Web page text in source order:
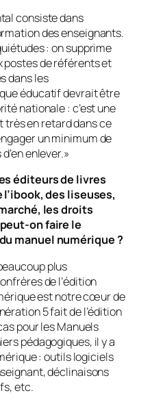
consiste dans
des enseignants.
: on supprime
de référents et
dans les
éducatif devrait être
nationale : c’est une
très en retard dans ce
un minimum de
enlever.»
éditeurs de livres
des liseuses,
les droits
on faire le
manuel numérique ?
plus
de l’édition
est notre cœur de
5 fait de l’édition
pour les Manuels
pédagogiques, il y a
: outils logiciels
déclinaisons
etc.